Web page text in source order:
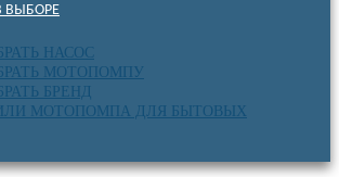
НАСОС
МОТОПОМПУ
БРЕНД
МОТОПОМПА ДЛЯ БЫТОВЫХ